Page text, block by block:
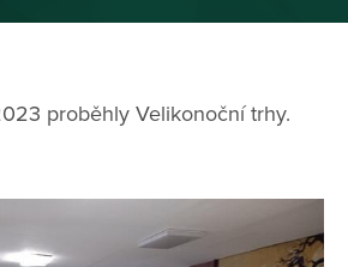
proběhly Velikonoční trhy.